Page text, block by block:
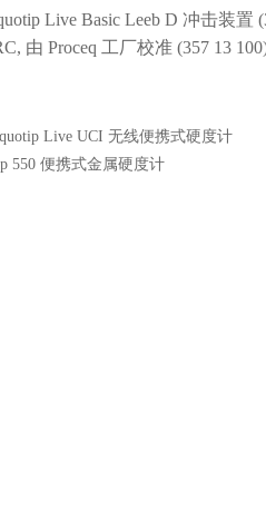
Live Basic Leeb D 冲击装置
由 Proceq 工厂校准 (357 13
Live UCI 无线便携式硬度计
550 便携式金属硬度计